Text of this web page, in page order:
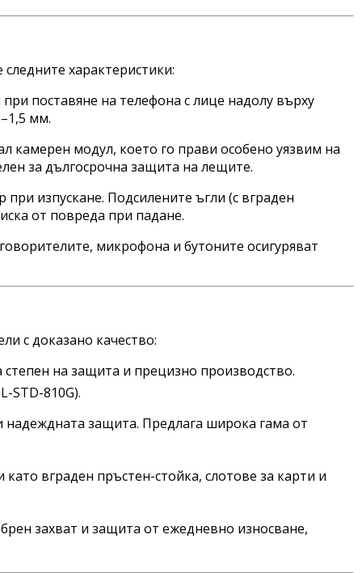
характеристики:
поставяне на телефона с лице надолу върху
мм.
камерен модул, което го прави особено уязвим на
за дългосрочна защита на лещите.
изпускане. Подсилените ъгли (с вграден
от повреда при падане.
микрофона и бутоните осигуряват
с доказано качество:
на защита и прецизно производство.
STD-810G).
защита. Предлага широка гама от
вграден пръстен-стойка, слотове за карти и
захват и защита от ежедневно износване,